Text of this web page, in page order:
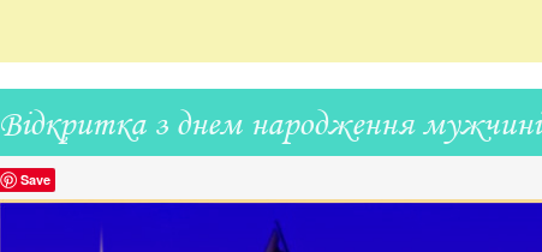
Відкритка з днем народження мужчині
Save